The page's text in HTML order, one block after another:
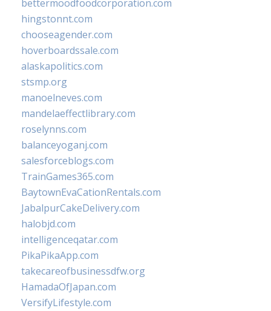
bettermoodfoodcorporation.com
hingstonnt.com
chooseagender.com
hoverboardssale.com
alaskapolitics.com
stsmp.org
manoelneves.com
mandelaeffectlibrary.com
roselynns.com
balanceyoganj.com
salesforceblogs.com
TrainGames365.com
BaytownEvaCationRentals.com
JabalpurCakeDelivery.com
halobjd.com
intelligenceqatar.com
PikaPikaApp.com
takecareofbusinessdfw.org
HamadaOfJapan.com
VersifyLifestyle.com